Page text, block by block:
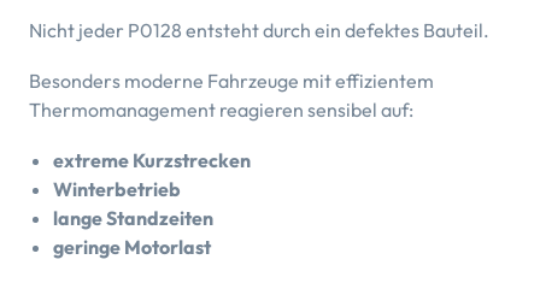
Nicht jeder P0128 entsteht durch ein defektes Bauteil.
Besonders moderne Fahrzeuge mit effizientem
Thermomanagement reagieren sensibel auf:
extreme Kurzstrecken
Winterbetrieb
lange Standzeiten
geringe Motorlast